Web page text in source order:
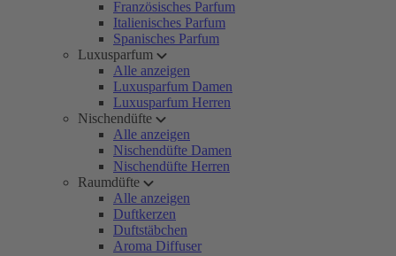
Französisches Parfum
Italienisches Parfum
Spanisches Parfum
Luxusparfum
Alle anzeigen
Luxusparfum Damen
Luxusparfum Herren
Nischendüfte
Alle anzeigen
Nischendüfte Damen
Nischendüfte Herren
Raumdüfte
Alle anzeigen
Duftkerzen
Duftstäbchen
Aroma Diffuser